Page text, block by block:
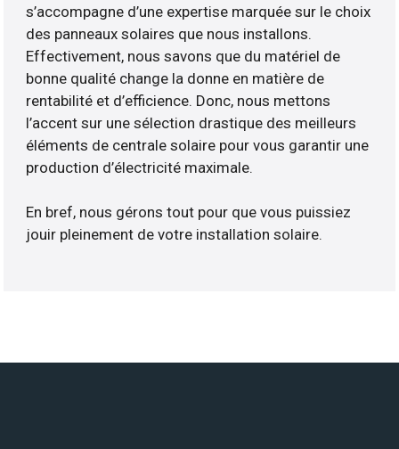
s’accompagne d’une expertise marquée sur le choix
des panneaux solaires que nous installons.
Effectivement, nous savons que du matériel de
bonne qualité change la donne en matière de
rentabilité et d’efficience. Donc, nous mettons
l’accent sur une sélection drastique des meilleurs
éléments de centrale solaire pour vous garantir une
production d’électricité maximale.
En bref, nous gérons tout pour que vous puissiez
jouir pleinement de votre installation solaire.